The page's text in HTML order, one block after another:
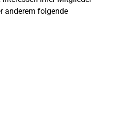
anderem folgende